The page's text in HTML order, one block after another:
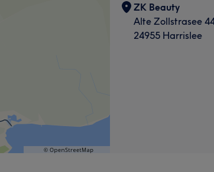
ZK Beauty
Alte Zollstrasee
24955 Harrislee